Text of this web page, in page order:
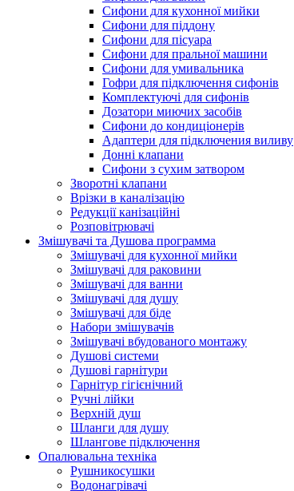
Сифони для кухонної мийки
Сифони для піддону
Сифони для пісуара
Сифони для пральної машини
Сифони для умивальника
Гофри для підключення сифонів
Комплектуючі для сифонів
Дозатори миючих засобів
Сифони до кондиціонерів
Адаптери для підключения виливу
Донні клапани
Сифони з сухим затвором
Зворотні клапани
Врізки в каналізацію
Редукції канізаційні
Розповітрювачі
Змішувачі та Душова программа
Змішувачі для кухонної мийки
Змішувачі для раковини
Змішувачі для ванни
Змішувачі для душу
Змішувачі для біде
Набори змішувачів
Змішувачі вбудованого монтажу
Душові системи
Душові гарнітури
Гарнітур гігієнічний
Ручні лійки
Верхній душ
Шланги для душу
Шлангове підключення
Опалювальна техніка
Рушникосушки
Водонагрівачі